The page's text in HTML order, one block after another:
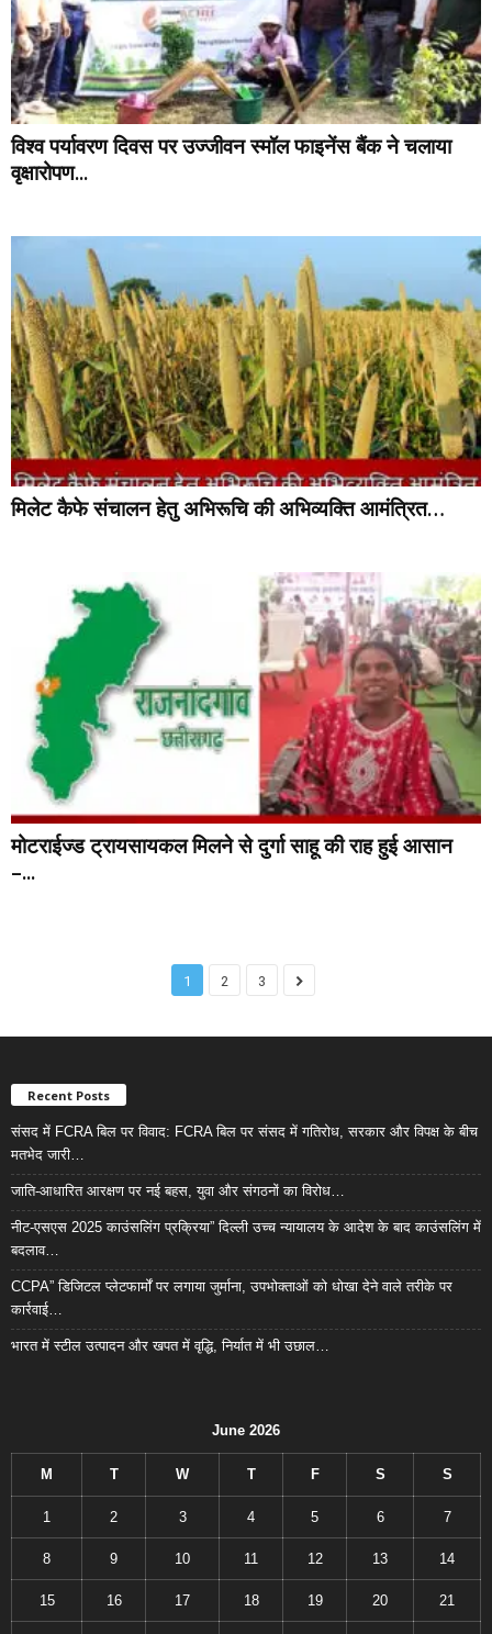
विश्व पर्यावरण दिवस पर उज्जीवन स्मॉल फाइनेंस बैंक ने चलाया
वृक्षारोपण...
मिलेट कैफे संचालन हेतु अभिरूचि की अभिव्यक्ति आमंत्रित…
मोटराईज्ड ट्रायसायकल मिलने से दुर्गा साहू की राह हुई आसान
–...
1 2 3
Recent Posts
संसद में FCRA बिल पर विवाद: FCRA बिल पर संसद में गतिरोध, सरकार और विपक्ष के बीच
मतभेद जारी…
जाति-आधारित आरक्षण पर नई बहस, युवा और संगठनों का विरोध…
नीट-एसएस 2025 काउंसलिंग प्रक्रिया” दिल्ली उच्च न्यायालय के आदेश के बाद काउंसलिंग में
बदलाव…
CCPA” डिजिटल प्लेटफार्मों पर लगाया जुर्माना, उपभोक्ताओं को धोखा देने वाले तरीके पर
कार्रवाई…
भारत में स्टील उत्पादन और खपत में वृद्धि, निर्यात में भी उछाल…
June 2026
M T W T F S S
1 2 3 4 5 6 7
8 9 10 11 12 13 14
15 16 17 18 19 20 21